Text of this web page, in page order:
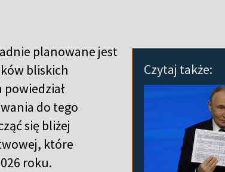
Czytaj także:
planowane jest
bliskich
do tego
się bliżej
które
roku.